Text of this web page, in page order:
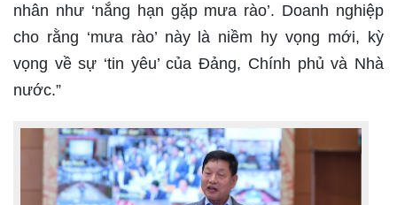
nhân như ‘nắng hạn gặp mưa rào’. Doanh nghiệp
cho rằng ‘mưa rào’ này là niềm hy vọng mới, kỳ
vọng về sự ‘tin yêu’ của Đảng, Chính phủ và Nhà
nước.”